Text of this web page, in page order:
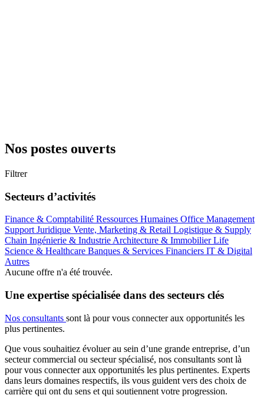
Nos postes ouverts
Filtrer
Secteurs d’activités
Finance & Comptabilité Ressources Humaines Office Management
SupportJuridique Vente, Marketing & Retail Logistique & Supply
Chain Ingénierie & IndustrieArchitecture & ImmobilierLife
Science & Healthcare Banques & Services Financiers IT & Digital
Autres
Aucune offre n'a été trouvée.
Une expertise spécialisée dans des secteurs clés
Nos consultants sont là pour vous connecter aux opportunités les
plus pertinentes.
Que vous souhaitiez évoluer au sein d’une grande entreprise, d’un
secteur commercial ou secteur spécialisé, nos consultants sont là
pour vous connecter aux opportunités les plus pertinentes. Experts
dans leurs domaines respectifs, ils vous guident vers des choix de
carrière qui ont du sens et qui soutiennent votre progression.